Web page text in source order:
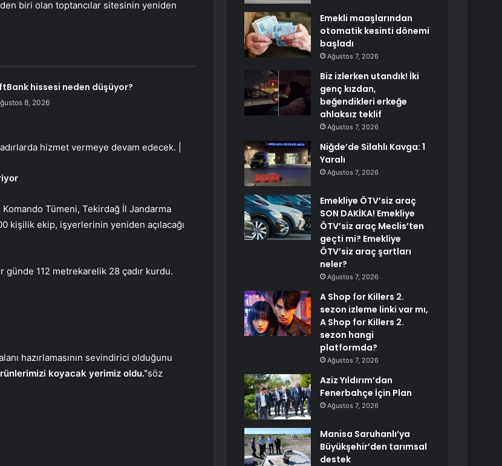
biri olan toptancılar sitesinin yeniden
hissesi neden düşüyor?
8, 2026
hizmet vermeye devam edecek. |
Tümeni, Tekirdağ İl Jandarma
kişilik ekip, işyerlerinin yeniden açılacağı
günde 112 metrekarelik 28 çadır kurdu.
hazırlamasının sevindirici olduğunu
koyacak yerimiz oldu.”söz
Emekli maaşlarından
otomatik kesinti dönemi
başladı
Ağustos 7, 2026
Biz izlerken utandık! İki
genç kızdan,
beğendikleri erkeğe
ahlaksız teklif
Ağustos 7, 2026
Niğde’de Silahlı Kavga: 1
Yaralı
Ağustos 7, 2026
Emekliye ÖTV’siz araç
SON DAKİKA! Emekliye
ÖTV’siz araç Meclis’ten
geçti mi? Emekliye
ÖTV’siz araç şartları
neler?
Ağustos 7, 2026
A Shop for Killers 2.
sezon izleme linki var mı,
A Shop for Killers 2.
sezon hangi
platformda?
Ağustos 7, 2026
Aziz Yıldırım’dan
Fenerbahçe İçin Plan
Ağustos 7, 2026
Manisa Saruhanlı’ya
Büyükşehir’den tarımsal
destek